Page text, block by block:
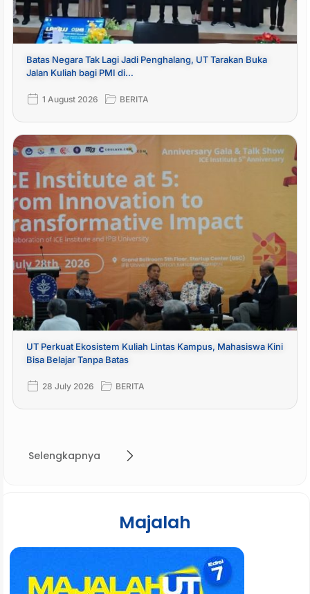
Batas Negara Tak Lagi Jadi Penghalang, UT Tarakan Buka
Jalan Kuliah bagi PMI di…
1 August 2026 BERITA
UT Perkuat Ekosistem Kuliah Lintas Kampus, Mahasiswa Kini
Bisa Belajar Tanpa Batas
28 July 2026 BERITA
Selengkapnya
Majalah